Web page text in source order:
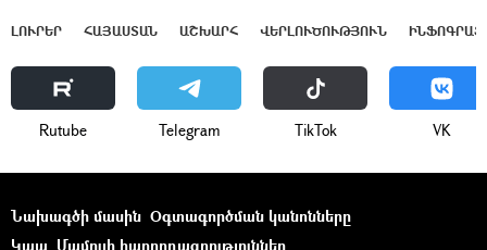
ԼՈՒՐԵՐ ՀԱՅԱՍՏԱՆ ԱՇԽԱՐՀ ՎԵՐԼՈՒԾՈՒԹՅՈՒՆ
Rutube Telegram ТikТоk VK
Նախագծի մասին Օգտագործման կանոնները
Կապ Մամուլի հաղորդագրություններ